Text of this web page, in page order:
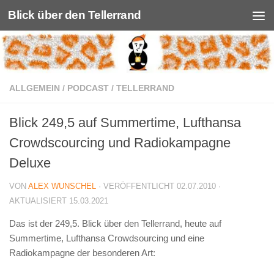
Unter dem Inhalt
Blick über den Tellerrand
ALLGEMEIN / PODCAST / TELLERRAND
Blick 249,5 auf Summertime, Lufthansa
Crowdscourcing und Radiokampagne
Deluxe
VON ALEX WUNSCHEL · VERÖFFENTLICHT 02.07.2010 ·
AKTUALISIERT 15.03.2021
Das ist der 249,5. Blick über den Tellerrand, heute auf
Summertime, Lufthansa Crowdsourcing und eine
Radiokampagne der besonderen Art: